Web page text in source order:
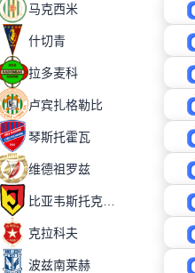
马克西米
什切青
拉多麦科
卢宾扎格勒比
琴斯托霍瓦
维德祖罗兹
克拉科夫
波兹南莱赫